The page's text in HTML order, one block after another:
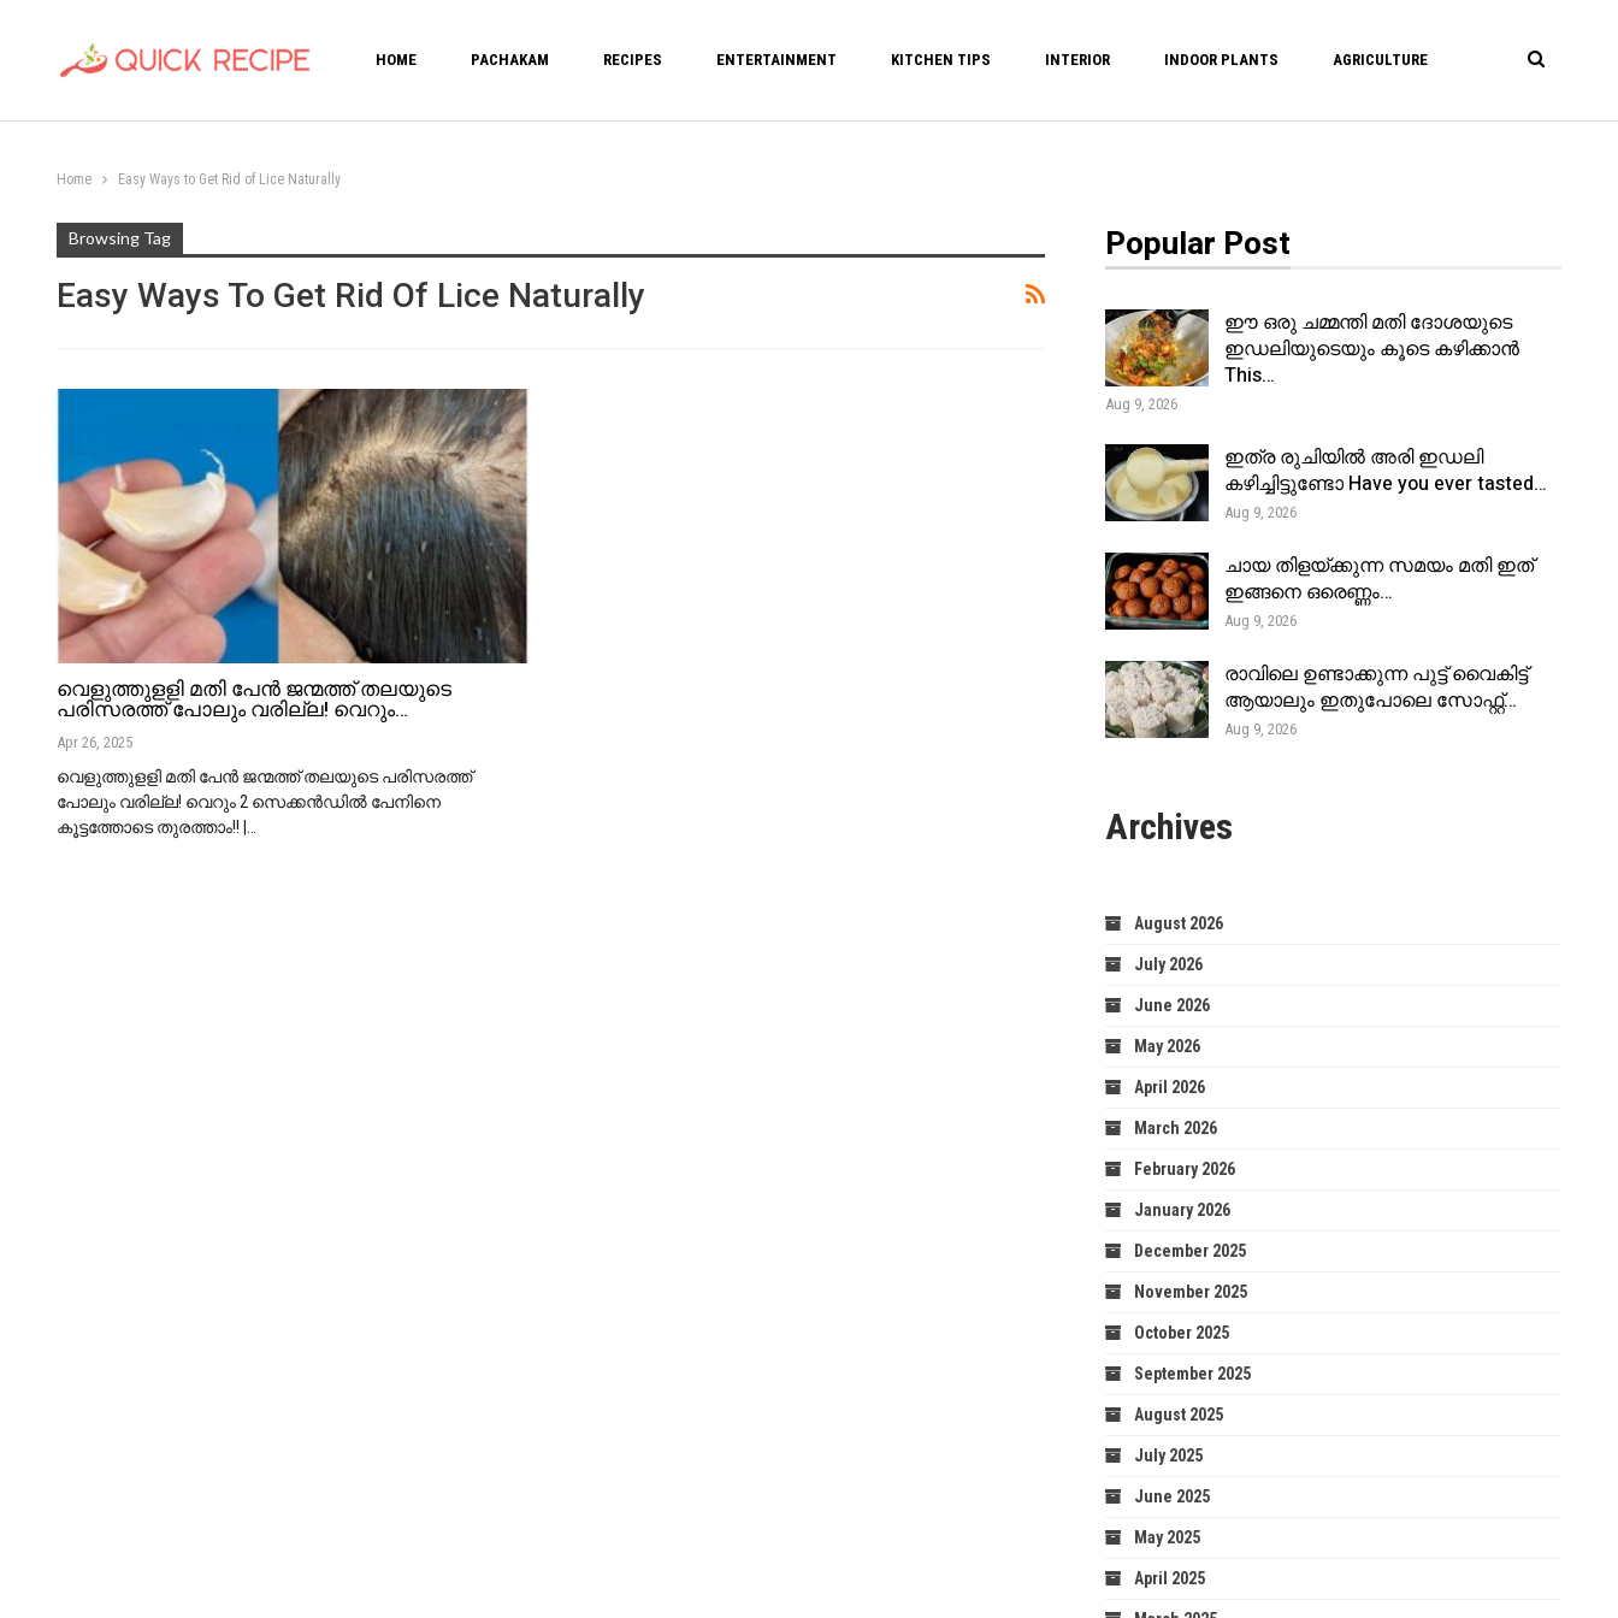
HOME PACHAKAM RECIPES ENTERTAINMENT KITCHEN TIPS INTERIOR INDOOR PLANTS AGRICULTURE
Home Easy Ways to Get Rid of Lice Naturally
Browsing Tag
Easy Ways To Get Rid Of Lice Naturally
വെളുത്തുളളി മതി പേൻ ജന്മത്ത് തലയുടെ
പരിസരത്ത് പോലും വരില്ല! വെറും…
Apr 26, 2025
വെളുത്തുളളി മതി പേൻ ജന്മത്ത് തലയുടെ പരിസരത്ത്
പോലും വരില്ല! വെറും 2 സെക്കൻഡിൽ പേനിനെ
കൂട്ടത്തോടെ തുരത്താം!! |
Popular Post
ഈ ഒരു ചമ്മന്തി മതി ദോശയുടെ
ഇഡലിയുടെയും കൂടെ കഴിക്കാൻ
This…
Aug 9, 2026
ഇത്ര രുചിയിൽ അരി ഇഡലി
കഴിച്ചിട്ടുണ്ടോ Have you ever tasted…
Aug 9, 2026
ചായ തിളയ്ക്കുന്ന സമയം മതി ഇത്
ഇങ്ങനെ ഒരെണ്ണം…
Aug 9, 2026
രാവിലെ ഉണ്ടാക്കുന്ന പുട്ട് വൈകിട്ട്
ആയാലും ഇതുപോലെ സോഫ്റ്റ്…
Aug 9, 2026
Archives
August 2026
July 2026
June 2026
May 2026
April 2026
March 2026
February 2026
January 2026
December 2025
November 2025
October 2025
September 2025
August 2025
July 2025
June 2025
May 2025
April 2025